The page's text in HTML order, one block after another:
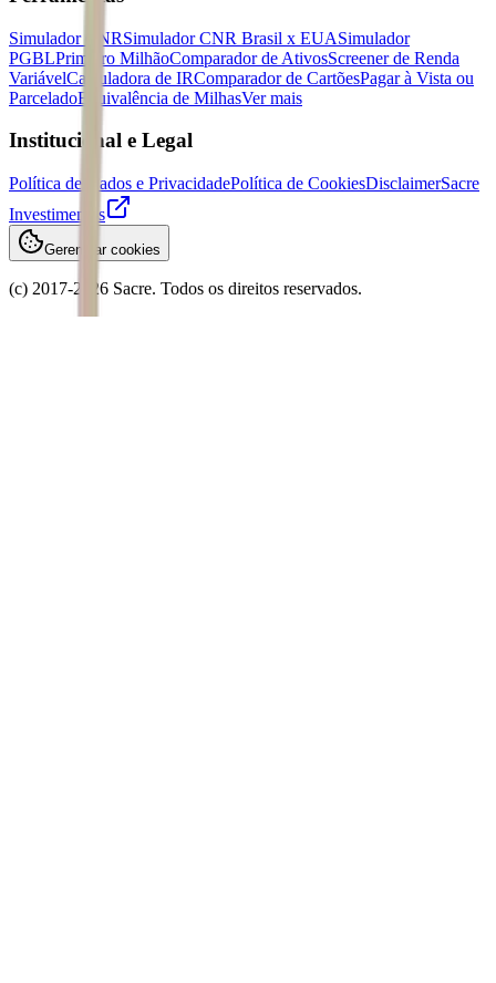
Simulador CNRSimulador CNR Brasil x EUASimulador
PGBLPrimeiro MilhãoComparador de AtivosScreener de Renda
VariávelCalculadora de IRComparador de CartõesPagar à Vista ou
ParceladoEquivalência de MilhasVer mais
Institucional e Legal
Política de Dados e PrivacidadePolítica de CookiesDisclaimerSacre
Investimentos
Gerenciar cookies
(c) 2017-2026 Sacre. Todos os direitos reservados.